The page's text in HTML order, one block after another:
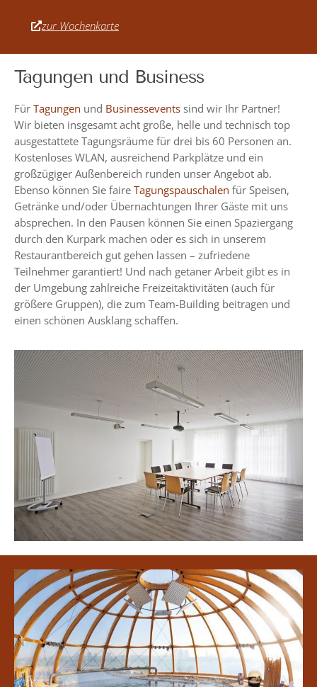
zur Wochenkarte
Tagungen und Business
Für Tagungen und Businessevents sind wir Ihr Partner!
Wir bieten insgesamt acht große, helle und technisch top
ausgestattete Tagungsräume für drei bis 60 Personen an.
Kostenloses WLAN, ausreichend Parkplätze und ein
großzügiger Außenbereich runden unser Angebot ab.
Ebenso können Sie faire Tagungspauschalen für Speisen,
Getränke und/oder Übernachtungen Ihrer Gäste mit uns
absprechen. In den Pausen können Sie einen Spaziergang
durch den Kurpark machen oder es sich in unserem
Restaurantbereich gut gehen lassen – zufriedene
Teilnehmer garantiert! Und nach getaner Arbeit gibt es in
der Umgebung zahlreiche Freizeitaktivitäten (auch für
größere Gruppen), die zum Team-Building beitragen und
einen schönen Ausklang schaffen.